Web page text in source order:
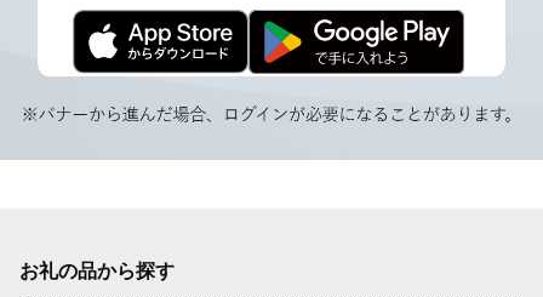
お礼の品から探す